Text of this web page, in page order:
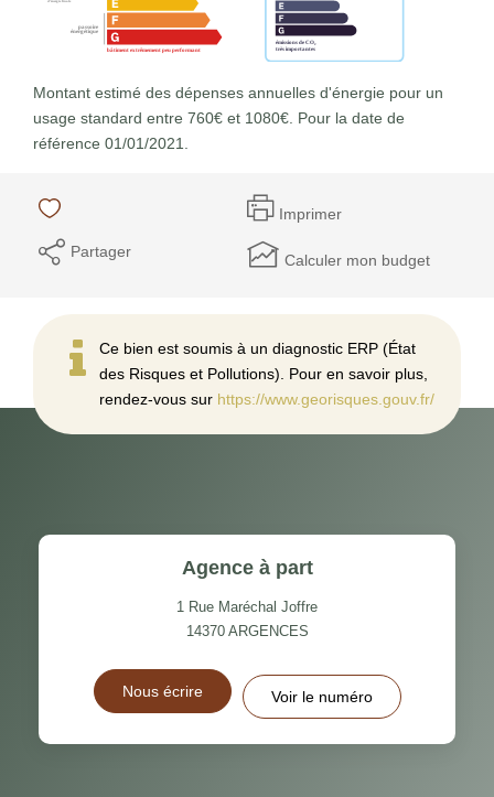
Montant estimé des dépenses annuelles d'énergie pour un
usage standard entre 760€ et 1080€. Pour la date de
référence 01/01/2021.
Imprimer
Partager Calculer mon budget
Ce bien est soumis à un diagnostic ERP (État
des Risques et Pollutions). Pour en savoir plus,
rendez-vous sur https://www.georisques.gouv.fr/
Agence à part
1 Rue Maréchal Joffre
14370 ARGENCES
Nous écrire Voir le numéro